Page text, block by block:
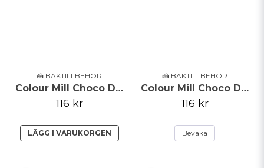
🍰 BAKTILLBEHÖR
Colour Mill Choco Drip - Grön - 125g
116 kr
LÄGG I VARUKORGEN
🍰 BAKTILLBEHÖR
Colour Mill Choco Drip - Choklad - 125g
116 kr
Bevaka